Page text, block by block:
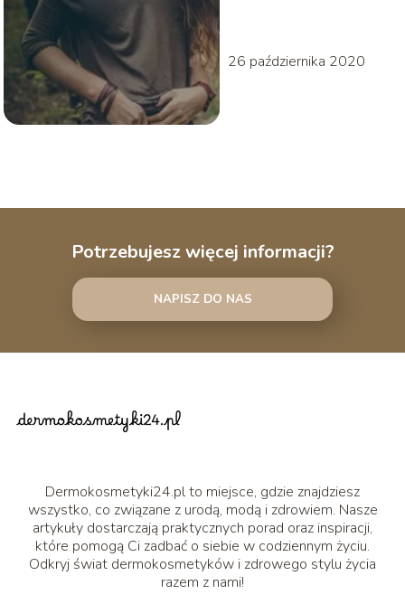
26 października 2020
Potrzebujesz więcej informacji?
NAPISZ DO NAS
Dermokosmetyki24.pl to miejsce, gdzie znajdziesz
wszystko, co związane z urodą, modą i zdrowiem. Nasze
artykuły dostarczają praktycznych porad oraz inspiracji,
które pomogą Ci zadbać o siebie w codziennym życiu.
Odkryj świat dermokosmetyków i zdrowego stylu życia
razem z nami!